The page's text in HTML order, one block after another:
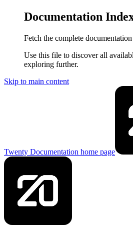
Documentation
Fetch the complete
Use this file to discover all
exploring further.
Skip to main content
Twenty Documentation home page